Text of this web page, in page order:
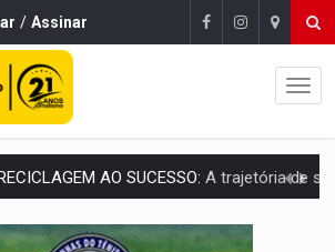
/ Assinar
AO SUCESSO: A trajetória de superação de
OMERÊ':MPF pede condenação do Banco do Brasil por financiar